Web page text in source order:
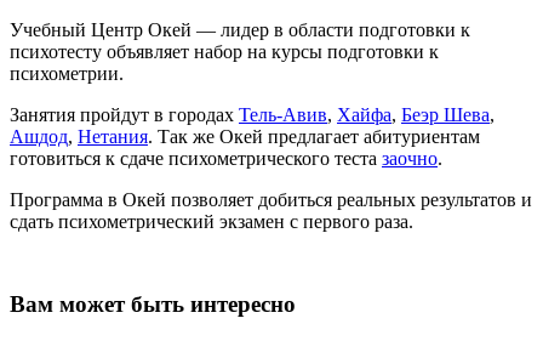
Учебный Центр Окей — лидер в области подготовки к
психотесту объявляет набор на курсы подготовки к
психометрии.
Занятия пройдут в городах Тель-Авив, Хайфа, Беэр Шева,
Ашдод, Нетания. Так же Окей предлагает абитуриентам
готовиться к сдаче психометрического теста заочно.
Программа в Окей позволяет добиться реальных результатов и
сдать психометрический экзамен с первого раза.
Вам может быть интересно